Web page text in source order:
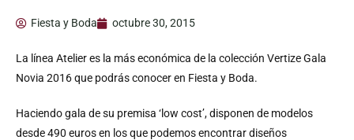
Fiesta y Boda octubre 30, 2015
La línea Atelier es la más económica de la colección Vertize Gala
Novia 2016 que podrás conocer en Fiesta y Boda.
Haciendo gala de su premisa ‘low cost’, disponen de modelos
desde 490 euros en los que podemos encontrar diseños